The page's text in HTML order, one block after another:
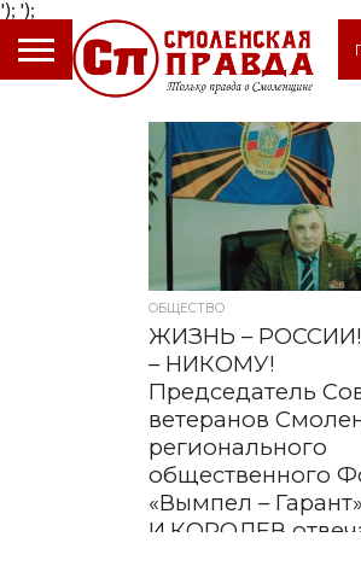
');
ОБЩЕСТВО
ЖИЗНЬ –
– НИКОМУ!
Председатель
ветеранов
регионального
общественного
«Вымпел – Гарант»
И.КОРОЛЕВ
');